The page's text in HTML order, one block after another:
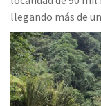
llegando más de